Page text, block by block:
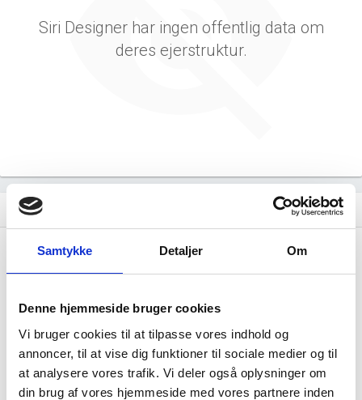
Samtykke Detaljer Om
Denne hjemmeside bruger cookies
Vi bruger cookies til at tilpasse vores indhold og
annoncer, til at vise dig funktioner til sociale medier og til
at analysere vores trafik. Vi deler også oplysninger om
din brug af vores hjemmeside med vores partnere inden
Siri Designer har ingen offentlig data om
deres ejerstruktur.
dashboard Virksomhedens datterselskaber
Siri Designer har ingen datterselskaber.